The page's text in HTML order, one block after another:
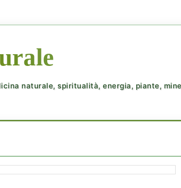
naturale, spiritualità, energia, piante,